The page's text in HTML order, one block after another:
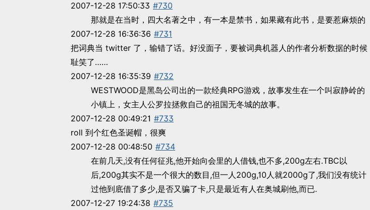
2007-12-28 17:50:33 #730
那就是在当时，四大名著之中，有一本是禁书，如果藏有此书，是要惹麻烦的
2007-12-28 16:36:36 #731
把词典当 twitter 了，输错了话。好没面子，要被词典机器人的作者分析数据的时候
耻笑了……
2007-12-28 16:35:39 #732
WESTWOOD是黑岛公司出的一款经典RPG游戏，故事发生在一个叫寂静岭的
小镇上，女主人公罗拉拯救自己的祖国无冬城的故事。
2007-12-28 00:49:21 #733
roll 到个红色圣诞帽，很爽
2007-12-28 00:48:50 #734
在前几天,没有任何征兆,他开始向会里的人借钱,也不多,200g左右.TBC以
后,200g其实不是一个很大的数目,但一人200g,10人就2000g了,我们没有统计
过他到底借了多少,是否又骗了卡,只是最近有人在奥城刷他,而已.
2007-12-27 19:24:38 #735